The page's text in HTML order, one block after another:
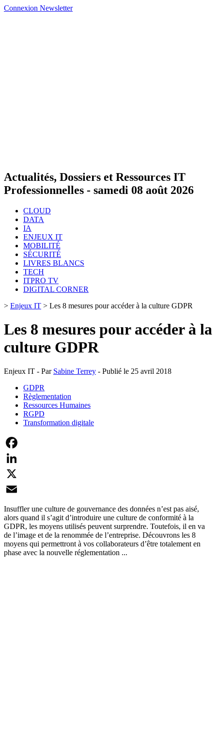
Connexion Newsletter
Actualités, Dossiers et Ressources IT
Professionnelles - samedi 08 août 2026
CLOUD
DATA
IA
ENJEUX IT
MOBILITÉ
SÉCURITÉ
LIVRES BLANCS
TECH
ITPRO TV
DIGITAL CORNER
> Enjeux IT > Les 8 mesures pour accéder à la culture GDPR
Les 8 mesures pour accéder à la
culture GDPR
Enjeux IT - Par Sabine Terrey - Publié le 25 avril 2018
GDPR
Règlementation
Ressources Humaines
RGPD
Transformation digitale
Facebook
LinkedIn
X
Email
Insuffler une culture de gouvernance des données n’est pas aisé,
alors quand il s’agit d’introduire une culture de conformité à la
GDPR, les moyens utilisés peuvent surprendre. Toutefois, il en va
de l’image et de la renommée de l’entreprise. Découvrons les 8
moyens qui permettront à vos collaborateurs d’être totalement en
phase avec la nouvelle réglementation ...